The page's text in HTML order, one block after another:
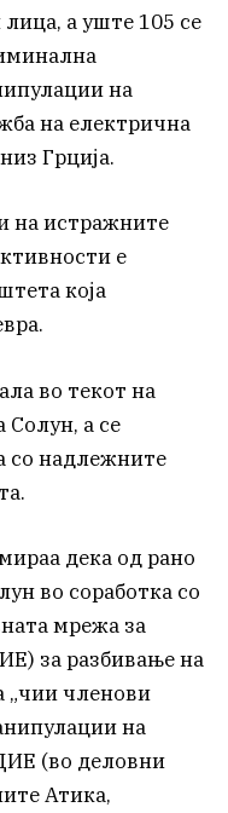
а уште 105 се
на
на електрична
Грција.
на истражните
е
која
во текот на
а се
со надлежните
дека од рано
во соработка со
мрежа за
за разбивање на
„чии членови
на
(во деловни
Атика,